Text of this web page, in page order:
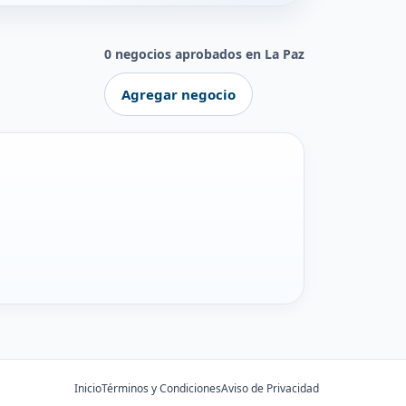
0 negocios aprobados en La Paz
Agregar negocio
InicioTérminos y CondicionesAviso de Privacidad